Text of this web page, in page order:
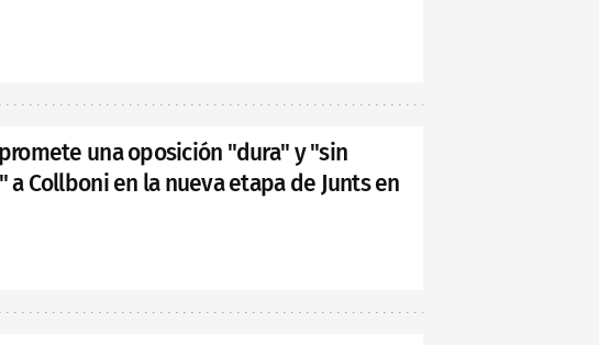
una oposición "dura" y "sin
a Collboni en la nueva etapa de Junts en